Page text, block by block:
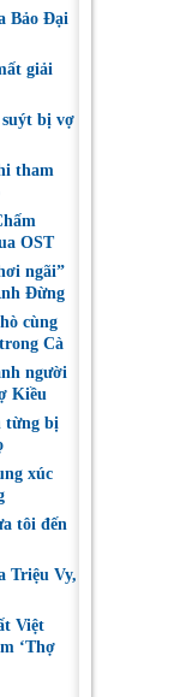
Bảo Đại
giải
bị vợ
tham
OST
ngãi”
Đừng
cùng
Cà
người
Kiều
từng bị
xúc
tôi đến
Triệu Vy,
Việt
‘Thợ